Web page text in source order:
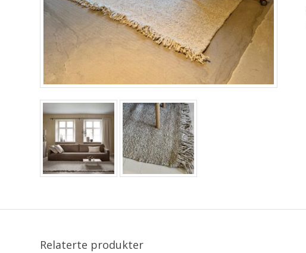
Relaterte produkter